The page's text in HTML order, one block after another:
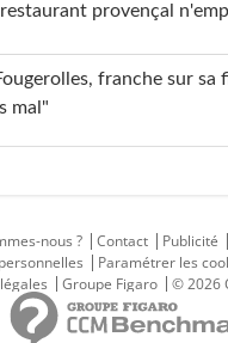
provençal
franche sur sa
mal"
nous ?
Contact Publicité
Paramétrer les
Groupe Figaro © 2026